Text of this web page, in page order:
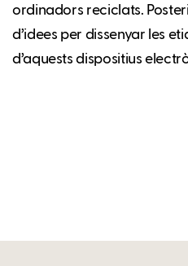
ordinadors reciclats.
d’idees per dissenyar les
d’aquests dispositius